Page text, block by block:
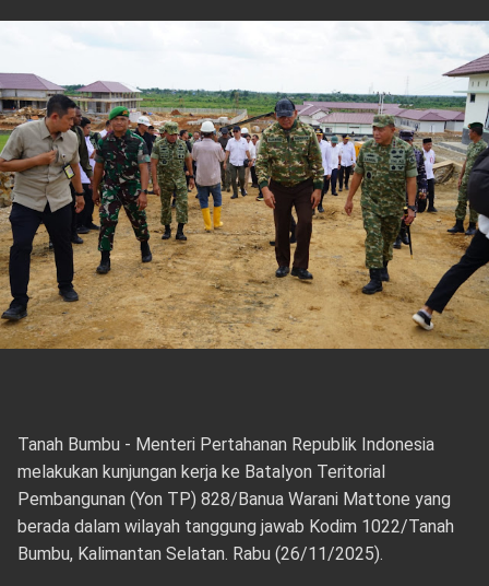
Tanah Bumbu - Menteri Pertahanan Republik Indonesia
melakukan kunjungan kerja ke Batalyon Teritorial
Pembangunan (Yon TP) 828/Banua Warani Mattone yang
berada dalam wilayah tanggung jawab Kodim 1022/Tanah
Bumbu, Kalimantan Selatan. Rabu (26/11/2025).